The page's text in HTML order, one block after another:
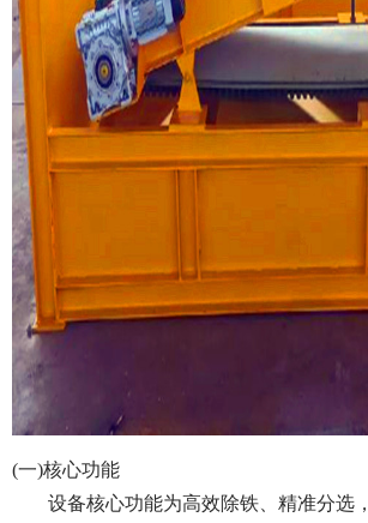
(一)核心功能
设备核心功能为高效除铁、精准分选